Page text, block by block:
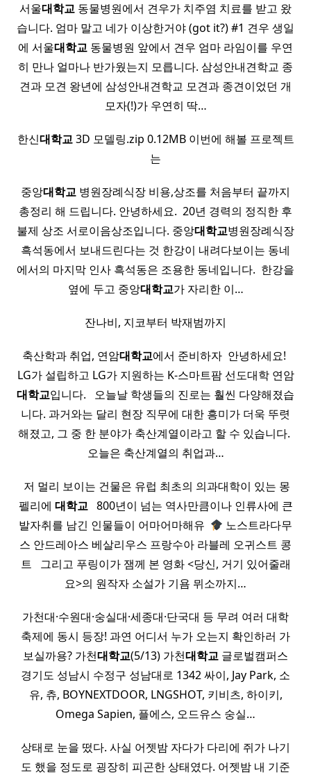
서울대학교 동물병원에서 견우가 치주염 치료를 받고 왔
습니다. 엄마 말고 네가 이상한거야 (got it?) #1 견우 생일
에 서울대학교 동물병원 앞에서 견우 엄마 라임이를 우연
히 만나 얼마나 반가웠는지 모릅니다. 삼성안내견학교 종
견과 모견 왕년에 삼성안내견학교 모견과 종견이었던 개
모자(!)가 우연히 딱…
한신대학교3D 모델링.zip 0.12MB 이번에 해볼 프로젝트
는
중앙대학교 병원장례식장 비용,상조를 처음부터 끝까지
총정리 해 드립니다. 안녕하세요. ​ 20년 경력의 정직한 후
불제 상조 서로이음상조입니다. 중앙대학교병원장례식장
흑석동에서 보내드린다는 것 한강이 내려다보이는 동네
에서의 마지막 인사 흑석동은 조용한 동네입니다. ​ 한강을
옆에 두고 중앙대학교가 자리한 이…
잔나비, 지코부터 박재범까지
축산학과 취업, 연암대학교에서 준비하자 ​ 안녕하세요! ​
LG가 설립하고 LG가 지원하는 K-스마트팜 선도대학 연암
대학교입니다. ​ ​ 오늘날 학생들의 진로는 훨씬 다양해졌습
니다. 과거와는 달리 현장 직무에 대한 흥미가 더욱 뚜렷
해졌고, 그 중 한 분야가 축산계열이라고 할 수 있습니다. ​
오늘은 축산계열의 취업과…
​ 저 멀리 보이는 건물은 유럽 최초의 의과대학이 있는 몽
펠리에 대학교​ ​ 800년이 넘는 역사만큼이나 인류사에 큰
발자취를 남긴 인물들이 어마어마해유 ​
노스트라다무
스 안드레아스 베살리우스 프랑수아 라블레 오귀스트 콩
트 ​ ​ 그리고 푸링이가 잼께 본 영화 <당신, 거기 있어줄래
요>의 원작자 소설가 기욤 뮈소까지…
가천대·수원대·숭실대·세종대·단국대 등 무려 여러 대학
축제에 동시 등장! 과연 어디서 누가 오는지 확인하러 가
보실까용? 가천대학교(5/13) 가천대학교 글로벌캠퍼스
경기도 성남시 수정구 성남대로 1342 싸이, Jay Park, 소
유, 츄, BOYNEXTDOOR, LNGSHOT, 키비츠, 하이키,
Omega Sapien, 플에스, 오드유스 숭실…
상태로 눈을 떴다. 사실 어젯밤 자다가 다리에 쥐가 나기
도 했을 정도로 굉장히 피곤한 상태였다. 어젯밤 내 기준